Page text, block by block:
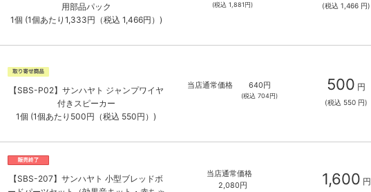
用部品パック
1個 (1個あたり1,333円（税込 1,466円）)
(税込1,881円) (税込 1,466 円)
【SBS-P02】サンハヤト ジャンプワイヤ
付きスピーカー
1個 (1個あたり500円（税込 550円）)
当店通常価格 640円
(税込704円)
500 円
(税込 550 円)
【SBS-207】サンハヤト 小型ブレッドボ
当店通常価格
2,080円 1,600 円